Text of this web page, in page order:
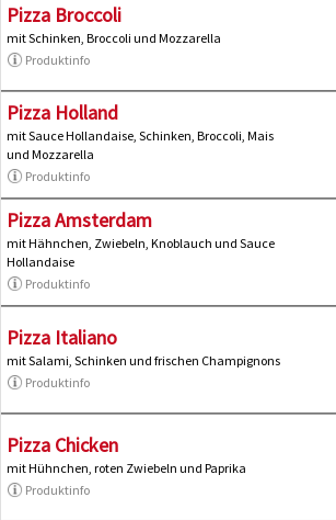
Pizza Broccoli
mit Schinken, Broccoli und Mozzarella
Produktinfo
Pizza Holland
mit Sauce Hollandaise, Schinken, Broccoli, Mais
und Mozzarella
Produktinfo
Pizza Amsterdam
mit Hähnchen, Zwiebeln, Knoblauch und Sauce
Hollandaise
Produktinfo
Pizza Italiano
mit Salami, Schinken und frischen Champignons
Produktinfo
Pizza Chicken
mit Hühnchen, roten Zwiebeln und Paprika
Produktinfo